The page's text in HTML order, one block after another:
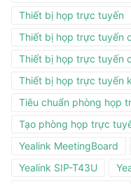
Thiết bị họp trực tuyến
Thiết bị họp trực tuyến
Thiết bị họp trực tuyến
Thiết bị họp trực tuyến
Tiêu chuẩn phòng họp
Tạo phòng họp trực
Yealink MeetingBoard
Yealink SIP-T43U